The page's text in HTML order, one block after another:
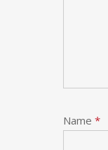
Name *